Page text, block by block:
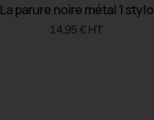
La parure noire métal 1 stylo
14,95 € HT